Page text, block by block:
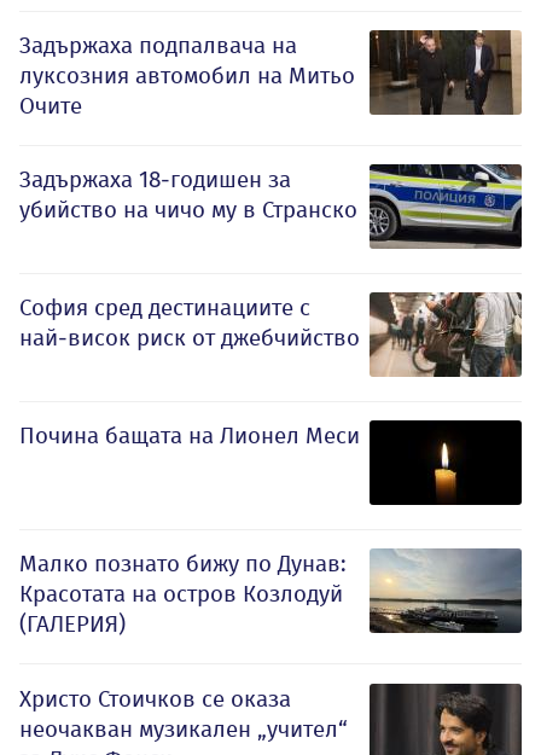
Задържаха подпалвача на
луксозния автомобил на Митьо
Очите
Задържаха 18-годишен за
убийство на чичо му в Странско
София сред дестинациите с
най-висок риск от джебчийство
Почина бащата на Лионел Меси
Малко познато бижу по Дунав:
Красотата на остров Козлодуй
(ГАЛЕРИЯ)
Христо Стоичков се оказа
неочакван музикален „учител“